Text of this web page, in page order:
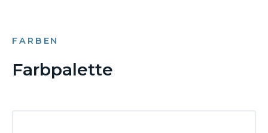
FARBEN
Farbpalette